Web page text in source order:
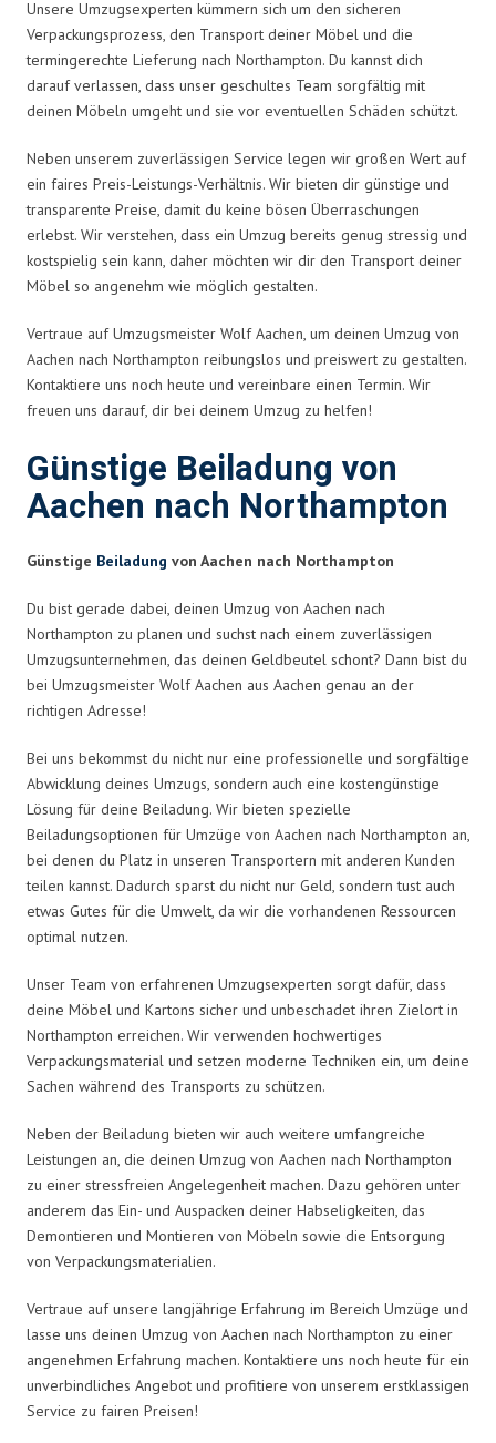
Unsere Umzugsexperten kümmern sich um den sicheren
Verpackungsprozess, den Transport deiner Möbel und die
termingerechte Lieferung nach Northampton. Du kannst dich
darauf verlassen, dass unser geschultes Team sorgfältig mit
deinen Möbeln umgeht und sie vor eventuellen Schäden schützt.
Neben unserem zuverlässigen Service legen wir großen Wert auf
ein faires Preis-Leistungs-Verhältnis. Wir bieten dir günstige und
transparente Preise, damit du keine bösen Überraschungen
erlebst. Wir verstehen, dass ein Umzug bereits genug stressig und
kostspielig sein kann, daher möchten wir dir den Transport deiner
Möbel so angenehm wie möglich gestalten.
Vertraue auf Umzugsmeister Wolf Aachen, um deinen Umzug von
Aachen nach Northampton reibungslos und preiswert zu gestalten.
Kontaktiere uns noch heute und vereinbare einen Termin. Wir
freuen uns darauf, dir bei deinem Umzug zu helfen!
Günstige Beiladung von
Aachen nach Northampton
Günstige Beiladung von Aachen nach Northampton
Du bist gerade dabei, deinen Umzug von Aachen nach
Northampton zu planen und suchst nach einem zuverlässigen
Umzugsunternehmen, das deinen Geldbeutel schont? Dann bist du
bei Umzugsmeister Wolf Aachen aus Aachen genau an der
richtigen Adresse!
Bei uns bekommst du nicht nur eine professionelle und sorgfältige
Abwicklung deines Umzugs, sondern auch eine kostengünstige
Lösung für deine Beiladung. Wir bieten spezielle
Beiladungsoptionen für Umzüge von Aachen nach Northampton an,
bei denen du Platz in unseren Transportern mit anderen Kunden
teilen kannst. Dadurch sparst du nicht nur Geld, sondern tust auch
etwas Gutes für die Umwelt, da wir die vorhandenen Ressourcen
optimal nutzen.
Unser Team von erfahrenen Umzugsexperten sorgt dafür, dass
deine Möbel und Kartons sicher und unbeschadet ihren Zielort in
Northampton erreichen. Wir verwenden hochwertiges
Verpackungsmaterial und setzen moderne Techniken ein, um deine
Sachen während des Transports zu schützen.
Neben der Beiladung bieten wir auch weitere umfangreiche
Leistungen an, die deinen Umzug von Aachen nach Northampton
zu einer stressfreien Angelegenheit machen. Dazu gehören unter
anderem das Ein- und Auspacken deiner Habseligkeiten, das
Demontieren und Montieren von Möbeln sowie die Entsorgung
von Verpackungsmaterialien.
Vertraue auf unsere langjährige Erfahrung im Bereich Umzüge und
lasse uns deinen Umzug von Aachen nach Northampton zu einer
angenehmen Erfahrung machen. Kontaktiere uns noch heute für ein
unverbindliches Angebot und profitiere von unserem erstklassigen
Service zu fairen Preisen!